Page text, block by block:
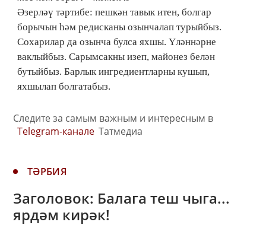
Әзерләү тәртибе: пешкән тавык итен, болгар
борычын һәм редисканы озынчалап турыйбыз.
Сохарилар да озынча булса яхшы. Үләннәрне
ваклыйбыз. Сарымсакны изеп, майонез белән
бутыйбыз. Барлык ингредиентларны кушып,
яхшылап болгатабыз.
Следите за самым важным и интересным в
Telegram-канале Татмедиа
ТӘРБИЯ
Заголовок: Балага теш чыга...
ярдәм кирәк!